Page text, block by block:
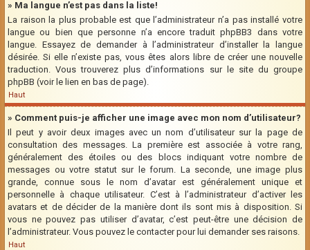
» Ma langue n’est pas dans la liste!
La raison la plus probable est que l’administrateur n’a pas installé votre
langue ou bien que personne n’a encore traduit phpBB3 dans votre
langue. Essayez de demander à l’administrateur d’installer la langue
désirée. Si elle n’existe pas, vous êtes alors libre de créer une nouvelle
traduction. Vous trouverez plus d’informations sur le site du groupe
phpBB (voir le lien en bas de page).
Haut
» Comment puis-je afficher une image avec mon nom d’utilisateur?
Il peut y avoir deux images avec un nom d’utilisateur sur la page de
consultation des messages. La première est associée à votre rang,
généralement des étoiles ou des blocs indiquant votre nombre de
messages ou votre statut sur le forum. La seconde, une image plus
grande, connue sous le nom d’avatar est généralement unique et
personnelle à chaque utilisateur. C’est à l’administrateur d’activer les
avatars et de décider de la manière dont ils sont mis à disposition. Si
vous ne pouvez pas utiliser d’avatar, c’est peut-être une décision de
l’administrateur. Vous pouvez le contacter pour lui demander ses raisons.
Haut